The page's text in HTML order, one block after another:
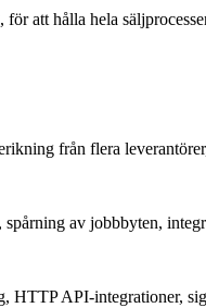
att hålla hela
från flera
av jobbbyten,
API-integrationer,